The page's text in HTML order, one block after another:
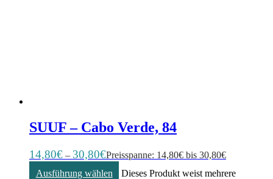
SUUF – Cabo Verde, 84
14,80€ – 30,80€Preisspanne: 14,80€ bis 30,80€
Ausführung wählen
Dieses Produkt weist mehrere